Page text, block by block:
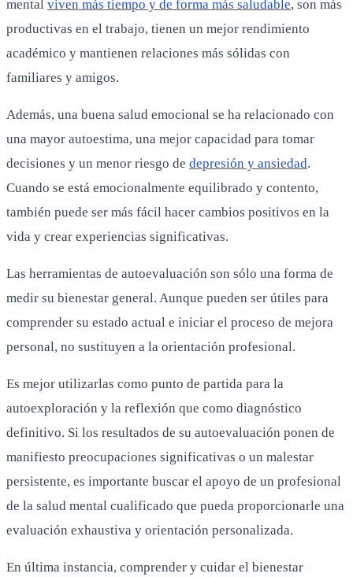
mental viven más tiempo y de forma más saludable, son más
productivas en el trabajo, tienen un mejor rendimiento
académico y mantienen relaciones más sólidas con
familiares y amigos.
Además, una buena salud emocional se ha relacionado con
una mayor autoestima, una mejor capacidad para tomar
decisiones y un menor riesgo de depresión y ansiedad.
Cuando se está emocionalmente equilibrado y contento,
también puede ser más fácil hacer cambios positivos en la
vida y crear experiencias significativas.
Las herramientas de autoevaluación son sólo una forma de
medir su bienestar general. Aunque pueden ser útiles para
comprender su estado actual e iniciar el proceso de mejora
personal, no sustituyen a la orientación profesional.
Es mejor utilizarlas como punto de partida para la
autoexploración y la reflexión que como diagnóstico
definitivo. Si los resultados de su autoevaluación ponen de
manifiesto preocupaciones significativas o un malestar
persistente, es importante buscar el apoyo de un profesional
de la salud mental cualificado que pueda proporcionarle una
evaluación exhaustiva y orientación personalizada.
En última instancia, comprender y cuidar el bienestar